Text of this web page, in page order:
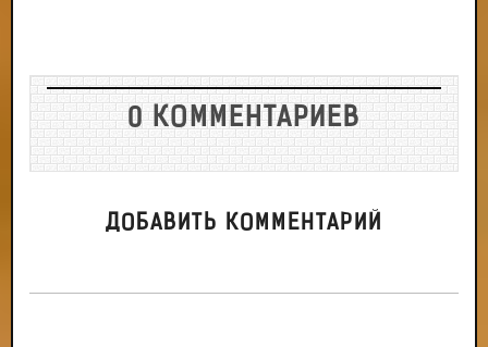
0 КОММЕНТАРИЕВ
ДОБАВИТЬ КОММЕНТАРИЙ